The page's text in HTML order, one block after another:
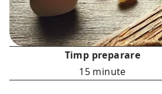
Timp preparare
15 minute